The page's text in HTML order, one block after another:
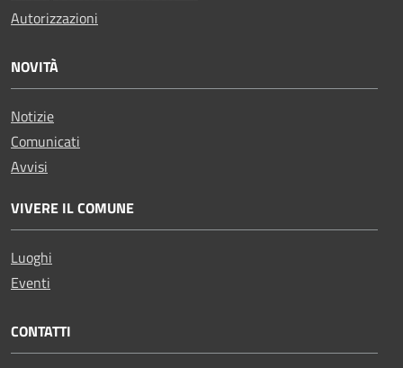
Autorizzazioni
NOVITÀ
Notizie
Comunicati
Avvisi
VIVERE IL COMUNE
Luoghi
Eventi
CONTATTI